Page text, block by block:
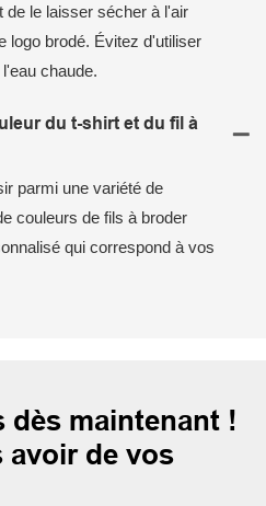
de le laisser sécher à l'air
logo brodé. Évitez d'utiliser
chaude.
du t-shirt et du fil à
parmi une variété de
couleurs de fils à broder
qui correspond à vos
dès maintenant !
avoir de vos